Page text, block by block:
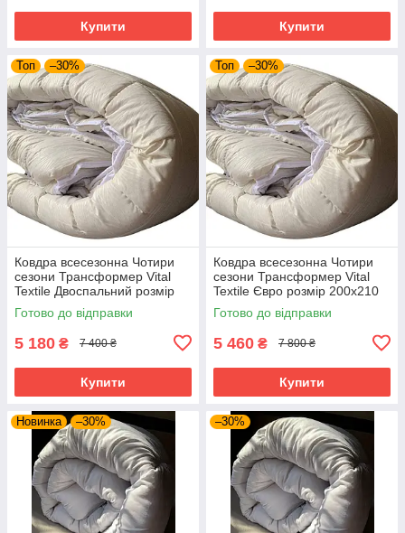
Купити Купити
Топ –30%
Ковдра всесезонна Чотири
сезони Трансформер Vital
Textile Двоспальний розмір
180х210 см
Готово до відправки
5 180 ₴ 7 400 ₴
Купити
Топ –30%
Ковдра всесезонна Чотири
сезони Трансформер Vital
Textile Євро розмір 200х210
см
Готово до відправки
5 460 ₴ 7 800 ₴
Купити
Новинка –30% –30%